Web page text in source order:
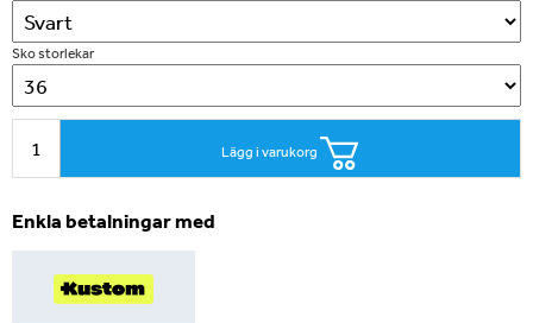
Sko storlekar
Lägg i varukorg
Enkla betalningar med